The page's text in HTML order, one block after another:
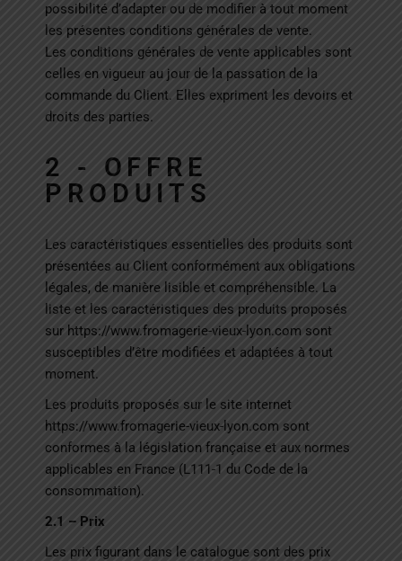
possibilité d’adapter ou de modifier à tout moment
les présentes conditions générales de vente.
Les conditions générales de vente applicables sont
celles en vigueur au jour de la passation de la
commande du Client. Elles expriment les devoirs et
droits des parties.
2 - OFFRE
PRODUITS
Les caractéristiques essentielles des produits sont
présentées au Client conformément aux obligations
légales, de manière lisible et compréhensible. La
liste et les caractéristiques des produits proposés
sur https://www.fromagerie-vieux-lyon.com sont
susceptibles d’être modifiées et adaptées à tout
moment.
Les produits proposés sur le site internet
https://www.fromagerie-vieux-lyon.com sont
conformes à la législation française et aux normes
applicables en France (L111-1 du Code de la
consommation).
2.1 – Prix
Les prix figurant dans le catalogue sont des prix